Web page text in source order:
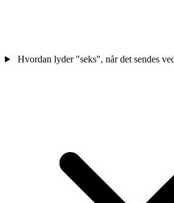
Hvordan lyder "seks", når det sendes